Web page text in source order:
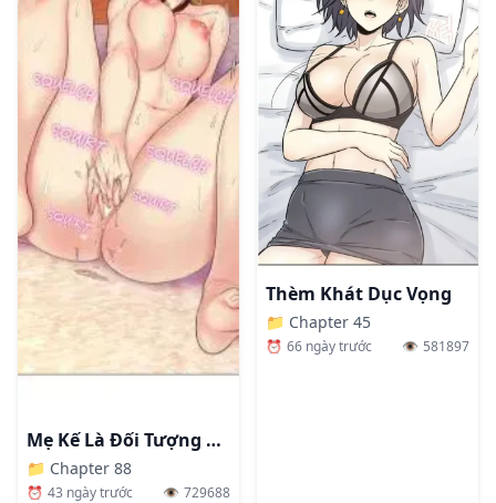
Mẹ Kế Là Đối Tượng Làm Tình Của Tôi
📁 Chapter 88
⏰ 43 ngày trước 👁️ 729688
Thèm Khát Dục Vọng
📁 Chapter 45
⏰ 66 ngày trước 👁️ 581897